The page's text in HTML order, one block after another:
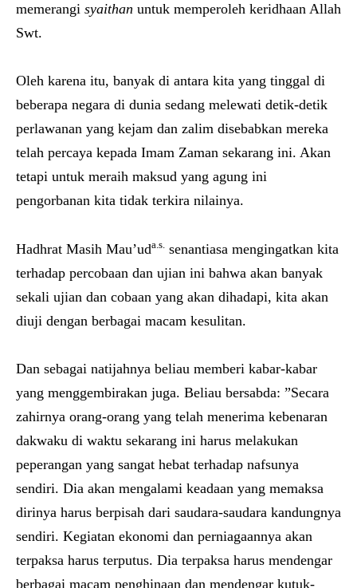
memerangi syaithan untuk memperoleh keridhaan Allah
Swt.
Oleh karena itu, banyak di antara kita yang tinggal di
beberapa negara di dunia sedang melewati detik-detik
perlawanan yang kejam dan zalim disebabkan mereka
telah percaya kepada Imam Zaman sekarang ini. Akan
tetapi untuk meraih maksud yang agung ini
pengorbanan kita tidak terkira nilainya.
Hadhrat Masih Mau’uda.s. senantiasa mengingatkan kita
terhadap percobaan dan ujian ini bahwa akan banyak
sekali ujian dan cobaan yang akan dihadapi, kita akan
diuji dengan berbagai macam kesulitan.
Dan sebagai natijahnya beliau memberi kabar-kabar
yang menggembirakan juga. Beliau bersabda: ”Secara
zahirnya orang-orang yang telah menerima kebenaran
dakwaku di waktu sekarang ini harus melakukan
peperangan yang sangat hebat terhadap nafsunya
sendiri. Dia akan mengalami keadaan yang memaksa
dirinya harus berpisah dari saudara-saudara kandungnya
sendiri. Kegiatan ekonomi dan perniagaannya akan
terpaksa harus terputus. Dia terpaksa harus mendengar
berbagai macam penghinaan dan mendengar kutuk-